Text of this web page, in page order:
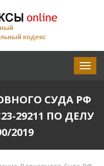
СУДА РФ
29211 ПО ДЕЛУ
2019